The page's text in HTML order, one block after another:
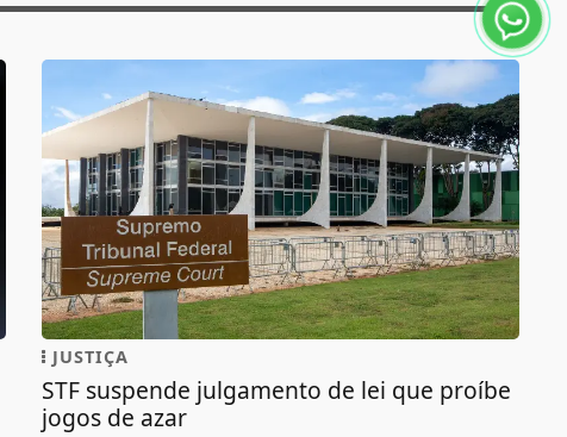
JUSTIÇA
STF suspende julgamento de lei que proíbe
jogos de azar